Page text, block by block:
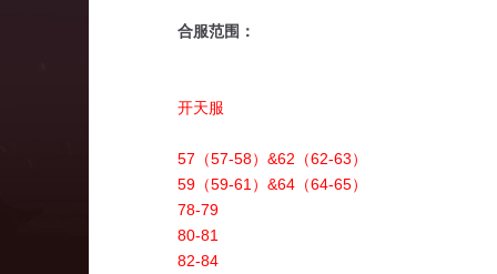
合服范围：
开天服
57（57-58）&62（62-63）
59（59-61）&64（64-65）
78-79
80-81
82-84